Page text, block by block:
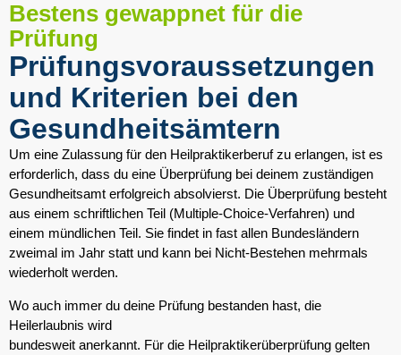
Bestens gewappnet für die
Prüfung
Prüfungs­voraussetzungen
und Kriterien bei den
Gesundheits­ämtern
Um eine Zulassung für den Heilpraktikerberuf zu erlangen, ist es
erforderlich, dass du eine Überprüfung bei deinem zuständigen
Gesundheitsamt erfolgreich absolvierst. Die Überprüfung besteht
aus einem schriftlichen Teil (Multiple-Choice-Verfahren) und
einem mündlichen Teil. Sie findet in fast allen Bundesländern
zweimal im Jahr statt und kann bei Nicht-Bestehen mehrmals
wiederholt werden.
Wo auch immer du deine Prüfung bestanden hast, die
Heilerlaubnis wird
bundesweit anerkannt. Für die Heilpraktikerüberprüfung gelten